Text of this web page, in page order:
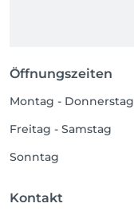
Öffnungszeiten
Montag - Donnerstag
Freitag - Samstag
Sonntag
Kontakt